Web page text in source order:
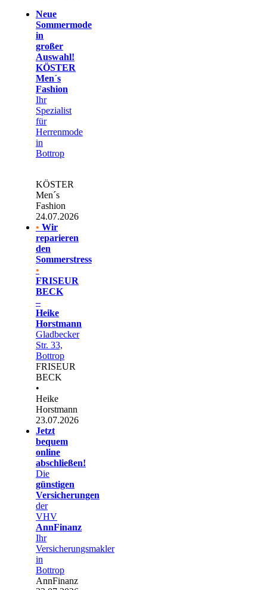
Neue
Sommermode
in
großer
Auswahl!
KÖSTER
Men´s
Fashion
Ihr
Spezialist
für
Herrenmode
in
Bottrop
KÖSTER
Men´s
Fashion
24.07.2026
• Wir
reparieren
den
Sommerstress
•
FRISEUR
BECK
–
Heike
Horstmann
Gladbecker
Str. 33,
Bottrop
FRISEUR
BECK
•
Heike
Horstmann
23.07.2026
Jetzt
bequem
online
abschließen!
Die
günstigen
Versicherungen
der
VHV
AnnFinanz
Ihr
Versicherungsmakler
in
Bottrop
AnnFinanz